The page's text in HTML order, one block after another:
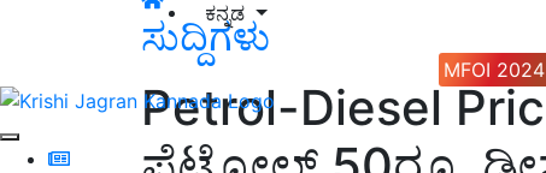
ಕನ್ನಡ
MFOI 2024
ಸುದ್ದಿಗಳು
Petrol-Diesel